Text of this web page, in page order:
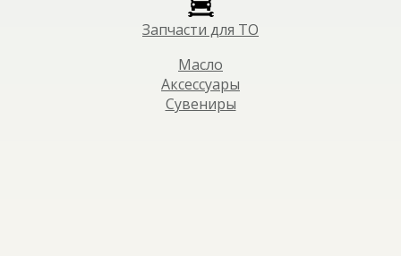
Запчасти для ТО
Масло
Аксессуары
Сувениры